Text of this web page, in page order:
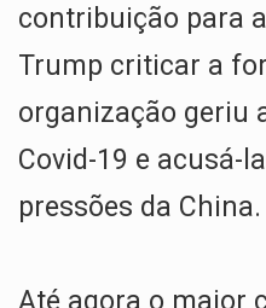
contribuição para
Trump criticar a
organização geriu
Covid-19 e acusá-
pressões da China.
Até agora o maior